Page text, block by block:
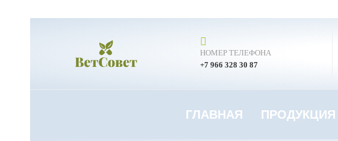
НОМЕР ТЕЛЕФОНА
+7 966 328 30 87
ГЛАВНАЯ ПРОДУКЦИЯ